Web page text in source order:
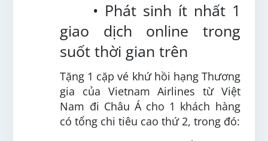
• Phát sinh ít nhất 1
giao dịch online trong
suốt thời gian trên
Tặng 1 cặp vé khứ hồi hạng Thương
gia của Vietnam Airlines từ Việt
Nam đi Châu Á cho 1 khách hàng
có tổng chi tiêu cao thứ 2, trong đó: